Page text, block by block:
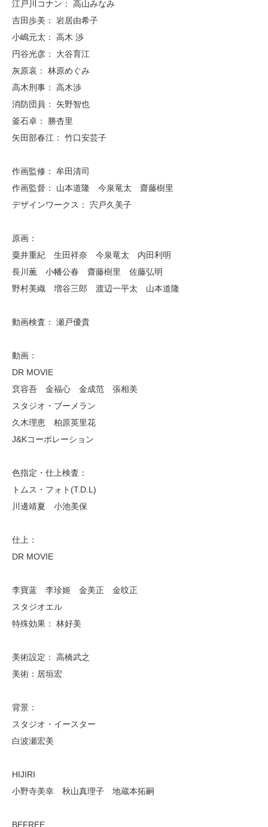
江戸川コナン： 高山みなみ
吉田歩美： 岩居由希子
小嶋元太： 高木 渉
円谷光彦： 大谷育江
灰原哀： 林原めぐみ
高木刑事： 高木渉
消防団員： 矢野智也
釜石卓： 勝杏里
矢田部春江： 竹口安芸子
作画監修： 牟田清司
作画監督： 山本道隆 今泉竜太 齋藤樹里
デザインワークス： 宍戸久美子
原画：
粟井重紀 生田祥奈 今泉竜太 内田利明
長川薫 小幡公春 齋藤樹里 佐藤弘明
野村美織 増谷三郎 渡辺一平太 山本道隆
動画検査： 瀬戸優貴
動画：
DR MOVIE
裵容吾 金福心 金成范 張相美
スタジオ・ブーメラン
久木理恵 柏原英里花
J&Kコーポレーション
色指定・仕上検査：
トムス・フォト(T.D.L)
川邊靖夏 小池美保
仕上：
DR MOVIE
李寶蓝 李珍姬 金美正 金旼正
スタジオエル
特殊効果： 林好美
美術設定： 高橋武之
美術：居垣宏
背景：
スタジオ・イースター
白波瀬宏美
HIJIRI
小野寺美幸 秋山真理子 地蔵本拓嗣
BEFREE